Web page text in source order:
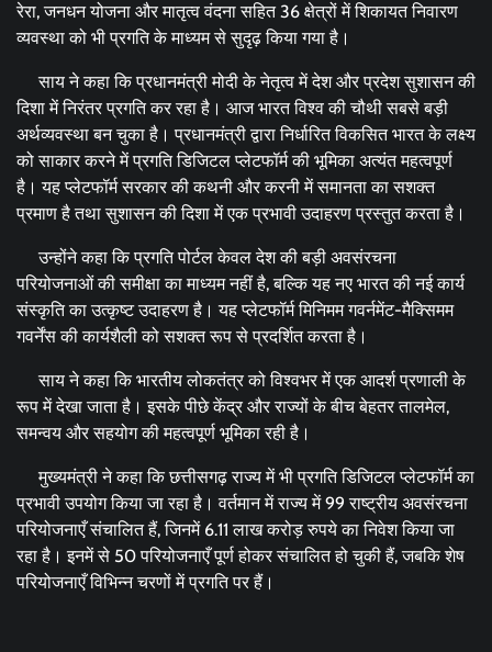
रेरा, जनधन योजना और मातृत्व वंदना सहित 36 क्षेत्रों में शिकायत निवारण
व्यवस्था को भी प्रगति के माध्यम से सुदृढ़ किया गया है।
साय ने कहा कि प्रधानमंत्री मोदी के नेतृत्व में देश और प्रदेश सुशासन की
दिशा में निरंतर प्रगति कर रहा है। आज भारत विश्व की चौथी सबसे बड़ी
अर्थव्यवस्था बन चुका है। प्रधानमंत्री द्वारा निर्धारित विकसित भारत के लक्ष्य
को साकार करने में प्रगति डिजिटल प्लेटफॉर्म की भूमिका अत्यंत महत्वपूर्ण
है। यह प्लेटफॉर्म सरकार की कथनी और करनी में समानता का सशक्त
प्रमाण है तथा सुशासन की दिशा में एक प्रभावी उदाहरण प्रस्तुत करता है।
उन्होंने कहा कि प्रगति पोर्टल केवल देश की बड़ी अवसंरचना
परियोजनाओं की समीक्षा का माध्यम नहीं है, बल्कि यह नए भारत की नई कार्य
संस्कृति का उत्कृष्ट उदाहरण है। यह प्लेटफॉर्म मिनिमम गवर्नमेंट-मैक्सिमम
गवर्नेंस की कार्यशैली को सशक्त रूप से प्रदर्शित करता है।
साय ने कहा कि भारतीय लोकतंत्र को विश्वभर में एक आदर्श प्रणाली के
रूप में देखा जाता है। इसके पीछे केंद्र और राज्यों के बीच बेहतर तालमेल,
समन्वय और सहयोग की महत्वपूर्ण भूमिका रही है।
मुख्यमंत्री ने कहा कि छत्तीसगढ़ राज्य में भी प्रगति डिजिटल प्लेटफॉर्म का
प्रभावी उपयोग किया जा रहा है। वर्तमान में राज्य में 99 राष्ट्रीय अवसंरचना
परियोजनाएँ संचालित हैं, जिनमें 6.11 लाख करोड़ रुपये का निवेश किया जा
रहा है। इनमें से 50 परियोजनाएँ पूर्ण होकर संचालित हो चुकी हैं, जबकि शेष
परियोजनाएँ विभिन्न चरणों में प्रगति पर हैं।